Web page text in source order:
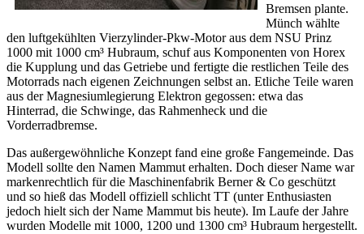
Bremsen plante.
Münch wählte
den luftgekühlten Vierzylinder-Pkw-Motor aus dem NSU Prinz
1000 mit 1000 cm³ Hubraum, schuf aus Komponenten von Horex
die Kupplung und das Getriebe und fertigte die restlichen Teile des
Motorrads nach eigenen Zeichnungen selbst an. Etliche Teile waren
aus der Magnesiumlegierung Elektron gegossen: etwa das
Hinterrad, die Schwinge, das Rahmenheck und die
Vorderradbremse.
Das außergewöhnliche Konzept fand eine große Fangemeinde. Das
Modell sollte den Namen Mammut erhalten. Doch dieser Name war
markenrechtlich für die Maschinenfabrik Berner & Co geschützt
und so hieß das Modell offiziell schlicht TT (unter Enthusiasten
jedoch hielt sich der Name Mammut bis heute). Im Laufe der Jahre
wurden Modelle mit 1000, 1200 und 1300 cm³ Hubraum hergestellt.